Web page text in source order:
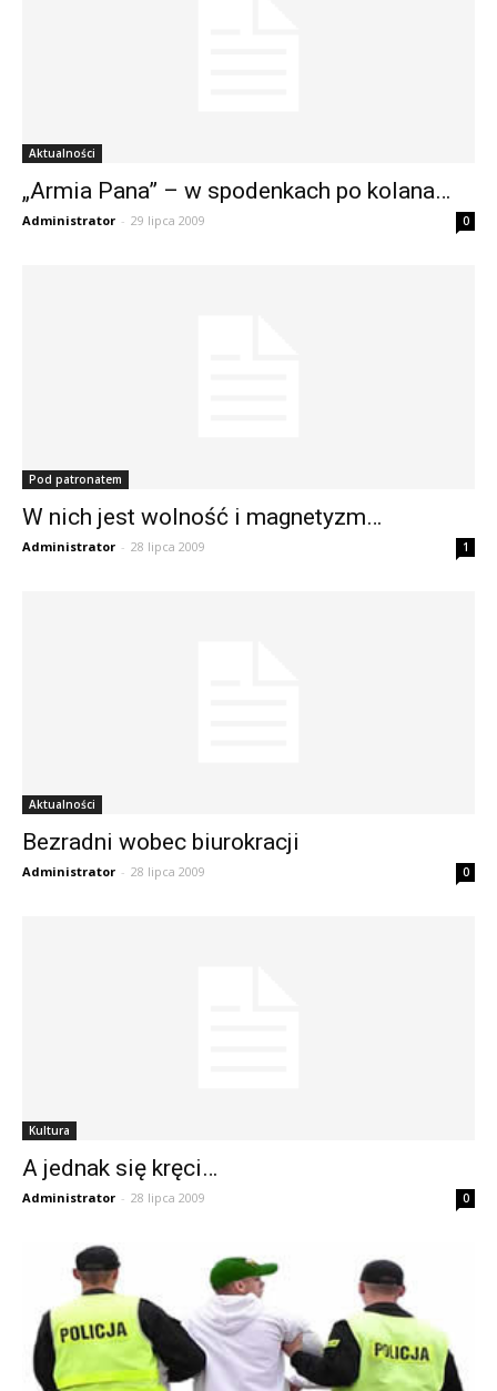
Aktualności
„Armia Pana” – w spodenkach po kolana…
Administrator - 29 lipca 2009 0
Pod patronatem
W nich jest wolność i magnetyzm…
Administrator - 28 lipca 2009 1
Aktualności
Bezradni wobec biurokracji
Administrator - 28 lipca 2009 0
Kultura
A jednak się kręci…
Administrator - 28 lipca 2009 0